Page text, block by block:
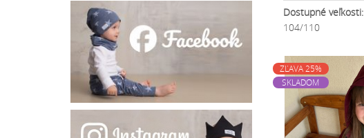
Dostupné veľkosti:
104/110
ZĽAVA 25%
SKLADOM